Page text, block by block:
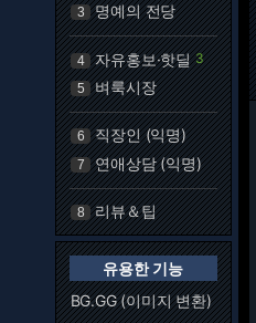
3 명예의 전당
4 자유홍보·핫딜 3
5 벼룩시장
6 직장인 (익명)
7 연애상담 (익명)
8 리뷰＆팁
유용한 기능
BG.GG (이미지 변환)